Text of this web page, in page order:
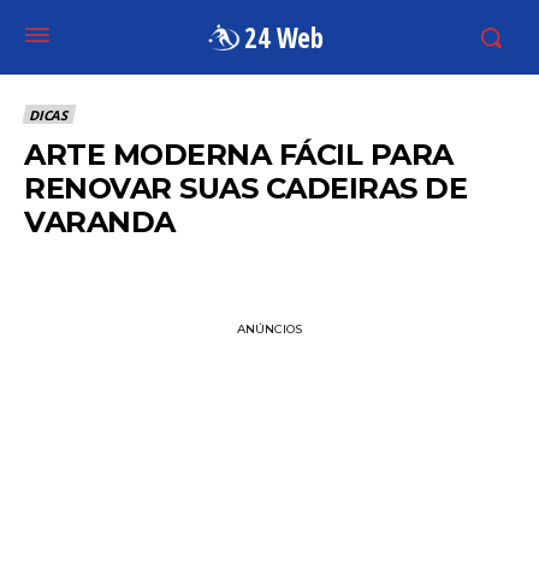
24 Web
DICAS
ARTE MODERNA FÁCIL PARA
RENOVAR SUAS CADEIRAS DE
VARANDA
ANÚNCIOS